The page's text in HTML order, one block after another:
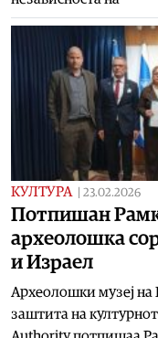
КУЛТУРА 23.02.2026
Потпишан
археолошка
и Израел
Археолошки музеј на
заштита на